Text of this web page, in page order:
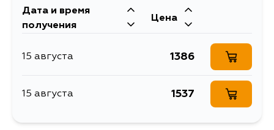
Дата и время
получения
Цена
15 августа 1386
15 августа 1537